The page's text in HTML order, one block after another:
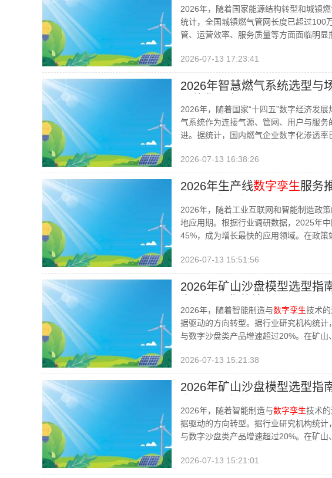
2026年，随着国家能源结构转型和城镇
统计，全国城镇燃气管网长度已超过100
管、运营效率、服务质量等方面面临明显
2026-07-13 17:23:41
2026年智慧燃气系统选型与
2026年，随着国家“十四五”数字经济发
气系统作为连接气源、管网、用户与服
进。据统计，国内燃气企业数字化渗透率
2026-07-13 16:38:26
2026年生产线数字孪生服务
2026年，随着工业互联网和智能制造政策
地应用期。根据行业调研数据，2025年中
45%，成为增长最快的应用领域。在政策
2026-07-13 15:51:56
2026年矿山沙盘模型选型指
2026年，随着智能制造与数字孪生技术
据驱动的方向转型。据行业研究机构统
与数字沙盘类产品增速超过20%。在矿山
2026-07-13 15:21:38
2026年矿山沙盘模型选型指
2026年，随着智能制造与数字孪生技术
据驱动的方向转型。据行业研究机构统
与数字沙盘类产品增速超过20%。在矿山
2026-07-13 15:21:01